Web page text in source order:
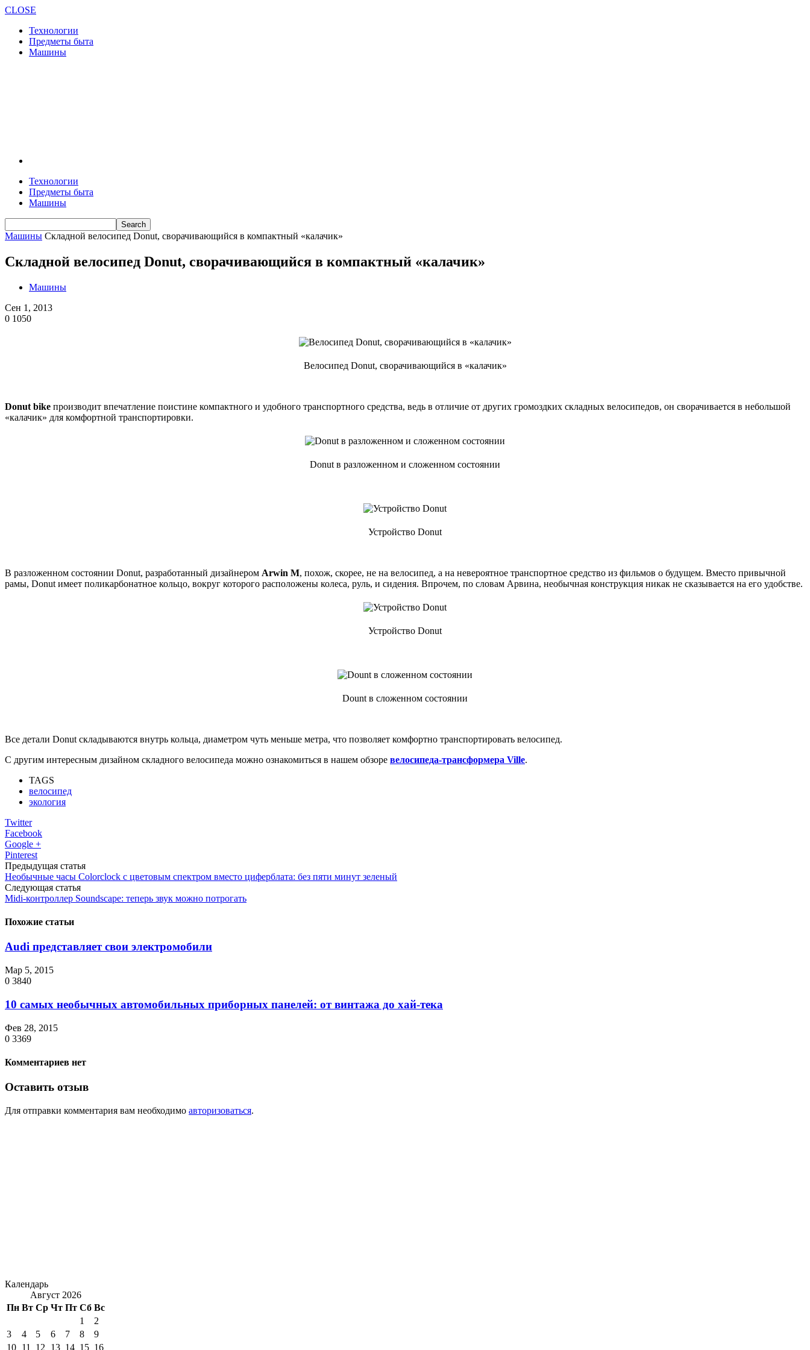
CLOSE
Технологии
Предметы быта
Машины
Технологии
Предметы быта
Машины
Машины Складной велосипед Donut, сворачивающийся в компактный «калачик»
Складной велосипед Donut, сворачивающийся в компактный «калачик»
Машины
Сен 1, 2013
0 1050
Велосипед Donut, сворачивающийся в «калачик»
Donut bike производит впечатление поистине компактного и удобного транспортного средства, ведь в отличие от других громоздких складных велосипедов, он сворачивается в небольшой
«калачик» для комфортной транспортировки.
Donut в разложенном и сложенном состоянии
Устройство Donut
В разложенном состоянии Donut, разработанный дизайнером Arwin M, похож, скорее, не на велосипед, а на невероятное транспортное средство из фильмов о будущем. Вместо привычной
рамы, Donut имеет поликарбонатное кольцо, вокруг которого расположены колеса, руль, и сидения. Впрочем, по словам Арвина, необычная конструкция никак не сказывается на его удобстве.
Устройство Donut
Dount в сложенном состоянии
Все детали Donut складываются внутрь кольца, диаметром чуть меньше метра, что позволяет комфортно транспортировать велосипед.
С другим интересным дизайном складного велосипеда можно ознакомиться в нашем обзоре велосипеда-трансформера Ville.
TAGS
велосипед
экология
Twitter
Facebook
Google +
Pinterest
Предыдущая статья
Необычные часы Colorclock с цветовым спектром вместо циферблата: без пяти минут зеленый
Следующая статья
Midi-контроллер Soundscape: теперь звук можно потрогать
Похожие статьи
Audi представляет свои электромобили
Мар 5, 2015
0 3840
10 самых необычных автомобильных приборных панелей: от винтажа до хай-тека
Фев 28, 2015
0 3369
Комментариев нет
Оставить отзыв
Для отправки комментария вам необходимо авторизоваться.
Календарь
Август 2026
Пн Вт Ср Чт Пт Сб Вс
1
2
3
4 5 6 7 8
9
10 11 12 13 14 15 16